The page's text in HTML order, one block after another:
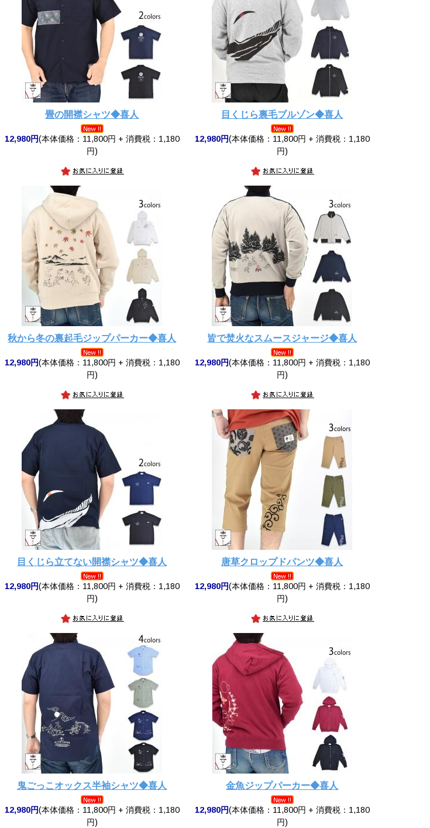
畳の開襟シャツ◆喜人
12,980円(本体価格：11,800円 + 消費税：1,180
円)
目くじら裏毛ブルゾン◆喜人
12,980円(本体価格：11,800円 + 消費税：1,180
円)
秋から冬の裏起毛ジップパーカー◆喜人
12,980円(本体価格：11,800円 + 消費税：1,180
円)
皆で焚火なスムースジャージ◆喜人
12,980円(本体価格：11,800円 + 消費税：1,180
円)
目くじら立てない開襟シャツ◆喜人
12,980円(本体価格：11,800円 + 消費税：1,180
円)
唐草クロップドパンツ◆喜人
12,980円(本体価格：11,800円 + 消費税：1,180
円)
鬼ごっこオックス半袖シャツ◆喜人
12,980円(本体価格：11,800円 + 消費税：1,180
円)
金魚ジップパーカー◆喜人
12,980円(本体価格：11,800円 + 消費税：1,180
円)